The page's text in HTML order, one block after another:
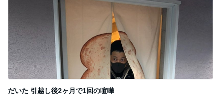
だいた 引越し後2ヶ月で1回の喧嘩